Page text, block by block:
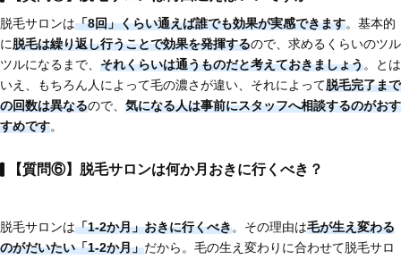
脱毛サロンは「8回」くらい通えば誰でも効果が実感できます。基本的
に脱毛は繰り返し行うことで効果を発揮するので、求めるくらいのツル
ツルになるまで、 それくらいは通うものだと考えておきましょう。とは
いえ、もちろん人によって毛の濃さが違い、それによって脱毛完了まで
の回数は異なるので、 気になる人は事前にスタッフへ相談するのがおす
すめです。
【質問⑥】脱毛サロンは何か月おきに行くべき？
脱毛サロンは「1-2か月」おきに行くべき。その理由は毛が生え変わる
のがだいたい「1-2か月」だから。毛の生え変わりに合わせて脱毛サロ